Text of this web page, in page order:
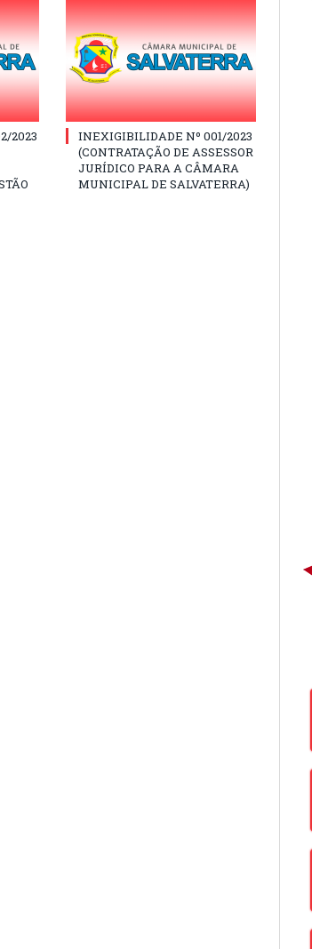
2023
INEXIGIBILIDADE Nº 001/2023
(CONTRATAÇÃO DE ASSESSOR
JURÍDICO PARA A CÂMARA
MUNICIPAL DE SALVATERRA)